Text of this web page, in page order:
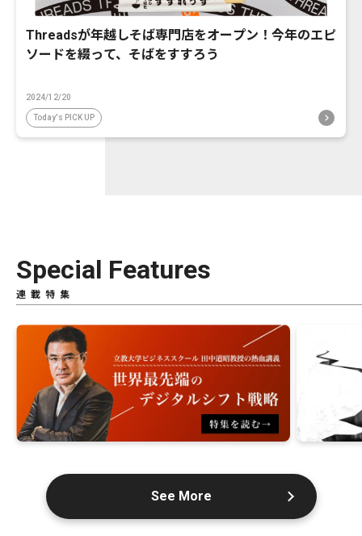
Threadsが年越しそば専門店をオープン！今年のエピ
ソードを綴って、そばをすすろう
2024/12/20
Today's PICK UP
Special Features
連載特集
See More